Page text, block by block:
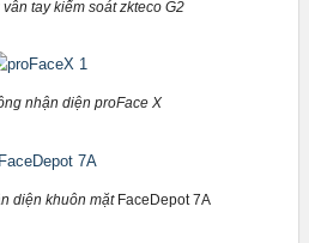
tay kiểm soát zkteco G2
nhận diện proFace X
diện khuôn mặt FaceDepot 7A